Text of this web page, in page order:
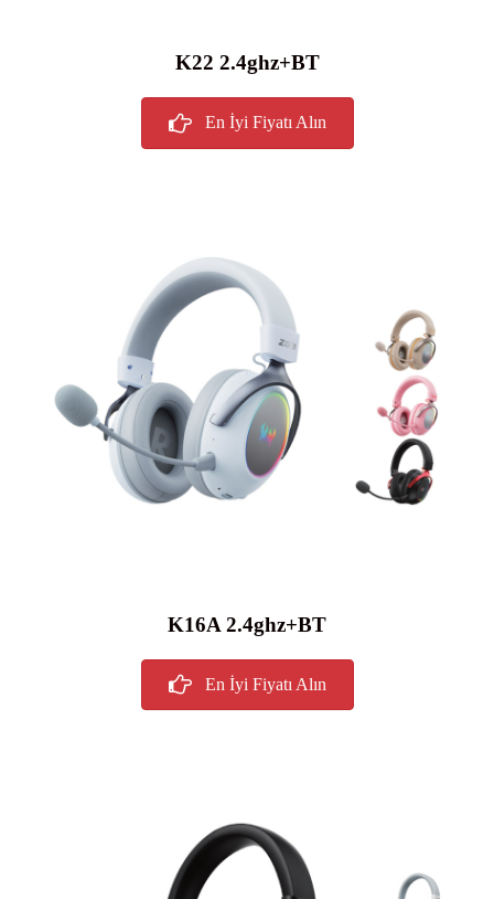
K22 2.4ghz+BT
En İyi Fiyatı Alın
K16A 2.4ghz+BT
En İyi Fiyatı Alın